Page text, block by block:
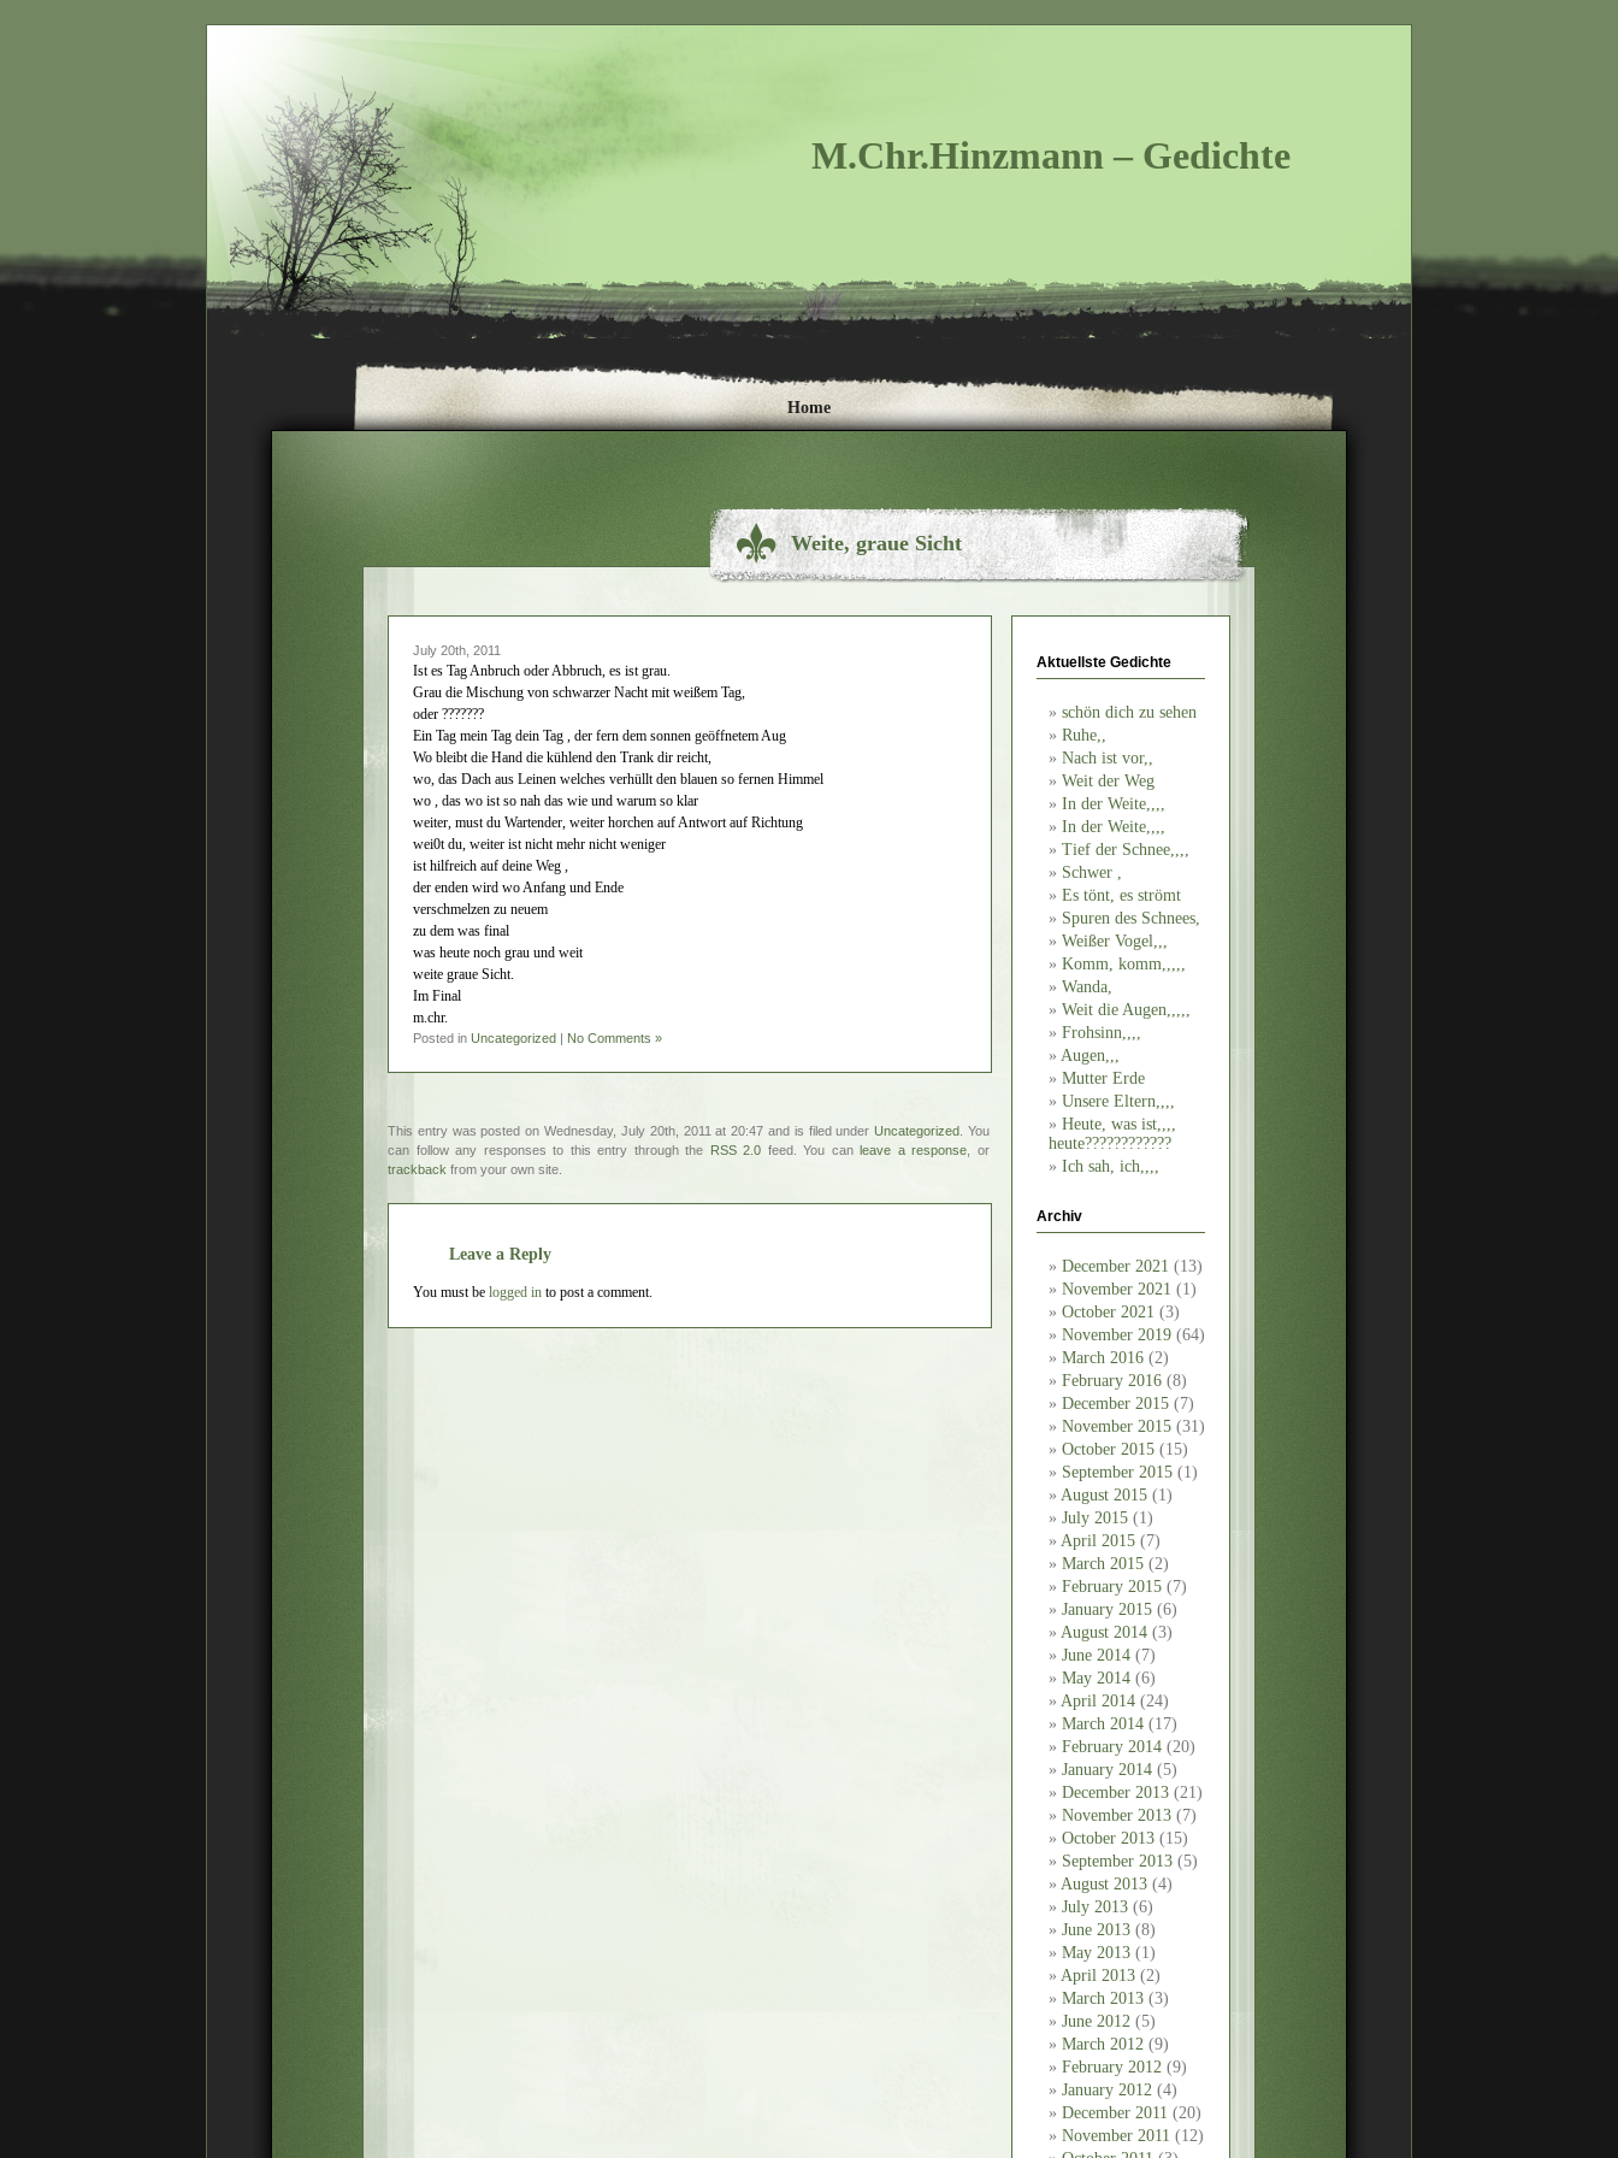
M.Chr.Hinzmann – Gedichte
Home
Weite, graue Sicht
Aktuellste Gedichte
schön dich zu sehen
Ruhe,,
Nach ist vor,,
Weit der Weg
In der Weite,,,,
In der Weite,,,,
Tief der Schnee,,,,
Schwer ,
Es tönt, es strömt
Spuren des Schnees,
Weißer Vogel,,,
Komm, komm,,,,,
Wanda,
Weit die Augen,,,,,
Frohsinn,,,,
Augen,,,
Mutter Erde
Unsere Eltern,,,,
Heute, was ist,,,,
heute????????????
Ich sah, ich,,,,
Archiv
December 2021 (13)
November 2021 (1)
October 2021 (3)
November 2019 (64)
March 2016 (2)
February 2016 (8)
December 2015 (7)
November 2015 (31)
October 2015 (15)
September 2015 (1)
August 2015 (1)
July 2015 (1)
April 2015 (7)
March 2015 (2)
February 2015 (7)
January 2015 (6)
August 2014 (3)
June 2014 (7)
May 2014 (6)
April 2014 (24)
March 2014 (17)
February 2014 (20)
January 2014 (5)
December 2013 (21)
November 2013 (7)
October 2013 (15)
September 2013 (5)
August 2013 (4)
July 2013 (6)
June 2013 (8)
May 2013 (1)
April 2013 (2)
March 2013 (3)
June 2012 (5)
March 2012 (9)
February 2012 (9)
January 2012 (4)
December 2011 (20)
November 2011 (12)
July 20th, 2011
Ist es Tag Anbruch oder Abbruch, es ist grau.
Grau die Mischung von schwarzer Nacht mit weißem Tag,
oder ???????
Ein Tag mein Tag dein Tag , der fern dem sonnen geöffnetem Aug
Wo bleibt die Hand die kühlend den Trank dir reicht,
wo, das Dach aus Leinen welches verhüllt den blauen so fernen Himmel
wo , das wo ist so nah das wie und warum so klar
weiter, must du Wartender, weiter horchen auf Antwort auf Richtung
wei0t du, weiter ist nicht mehr nicht weniger
ist hilfreich auf deine Weg ,
der enden wird wo Anfang und Ende
verschmelzen zu neuem
zu dem was final
was heute noch grau und weit
weite graue Sicht.
Im Final
m.chr.
Posted in Uncategorized | No Comments »
This entry was posted on Wednesday, July 20th, 2011 at 20:47 and is filed underUncategorized . You
can follow any responses to this entry through the RSS 2.0 feed. You canleave a response , or
trackback from your own site.
Leave a Reply
You must be logged in to post a comment.